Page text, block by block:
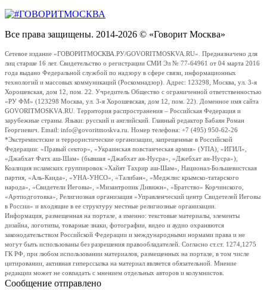
Все права защищены. 2014-2026 © «Говорит Москва»
Сетевое издание «ГОВОРИТМОСКВА.РУ/GOVORITMOSKVA.RU». Предназначено для
лиц старше 16 лет. Свидетельство о регистрации СМИ Эл № 77-64961 от 04 марта 2016
года выдано Федеральной службой по надзору в сфере связи, информационных
технологий и массовых коммуникаций (Роскомнадзор). Адрес: 123298, Москва, ул. 3-я
Хорошевская, дом 12, пом. 22. Учредитель Общество с ограниченной ответственностью
«РУ ФМ» (123298 Москва, ул. 3-я Хорошевская, дом 12, пом. 22). Доменное имя сайта
GOVORITMOSKVA.RU. Территория распространения – Российская Федерация и
зарубежные страны. Языки: русский и английский. Главный редактор Бабаян Роман
Георгиевич. Email: info@govoritmoskva.ru. Номер телефона: +7 (495) 950-62-26
*Экстремистские и террористические организации, запрещенные в Российской
Федерации: «Правый сектор», «Украинская повстанческая армия» (УПА), «ИГИЛ»,
«Джабхат Фатх аш-Шам» (бывшая «Джабхат ан-Нусра», «Джебхат ан-Нусра»),
Коалиция исламских группировок «Хайят Тахрир аш-Шам», Национал-Большевистская
партия, «Аль-Каида», «УНА-УНСО», «Талибан», «Меджлис крымско-татарского
народа», «Свидетели Иеговы», «Мизантропик Дивижн», «Братство» Корчинского,
«Артподготовка», Религиозная организация «Управленческий центр Свидетелей Иеговы
в России» и входящие в ее структуру местные религиозные организации.
Информация, размещенная на портале, а именно: текстовые материалы, элементы
дизайна, логотипы, товарные знаки, фотографии, видео и аудио охраняются
законодательством Российской Федерации и международными нормами права и не
могут быть использованы без разрешения правообладателей. Согласно ст.ст. 1274,1275
ГК РФ, при любом использовании материалов, размещенных на портале, в том числе
цитировании, активная гиперссылка на материал является обязательной. Мнение
редакции может не совпадать с мнением отдельных авторов и колумнистов.
Сообщение отправлено